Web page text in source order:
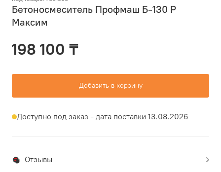
Бетоносмеситель Профмаш Б-130 Р
Максим
198 100 ₸
Добавить в корзину
Доступно под заказ - дата поставки 13.08.2026
Отзывы